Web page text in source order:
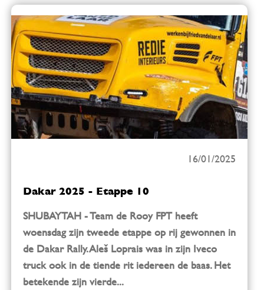
16/01/2025
Dakar 2025 - Etappe 10
SHUBAYTAH - Team de Rooy FPT heeft
woensdag zijn tweede etappe op rij gewonnen in
de Dakar Rally. Aleš Loprais was in zijn Iveco
truck ook in de tiende rit iedereen de baas. Het
betekende zijn vierde...